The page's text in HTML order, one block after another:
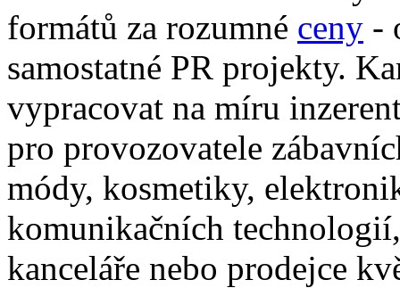
formátů za rozumné ceny -
samostatné PR projekty.
vypracovat na míru
pro provozovatele
módy, kosmetiky,
komunikačních
kanceláře nebo prodejce